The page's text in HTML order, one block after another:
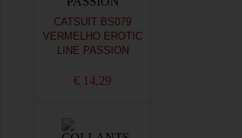
CATSUIT BS079
VERMELHO EROTIC
LINE PASSION
€ 14,29